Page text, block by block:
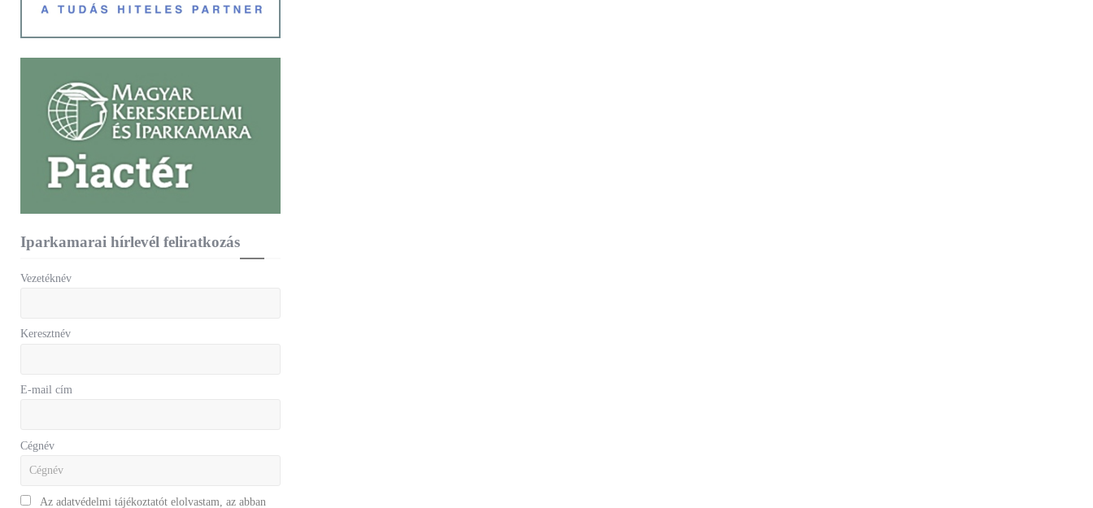
Iparkamarai hírlevél feliratkozás
Vezetéknév
Keresztnév
E-mail cím
Cégnév
Az adatvédelmi tájékoztatót elolvastam, az abban